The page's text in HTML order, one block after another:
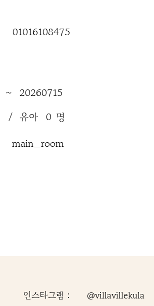
01016108475
~ 20260715
유아
/ 0 명
main_room
인스타그램 :
@villavillekula